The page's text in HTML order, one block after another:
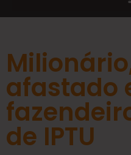
afastado
de IPTU